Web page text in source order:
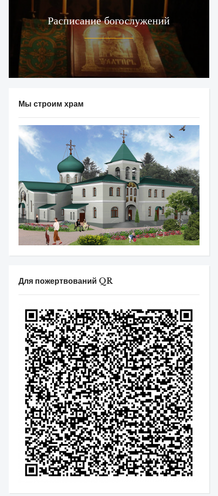
Расписание богослужений
Мы строим храм
Для пожертвований QR